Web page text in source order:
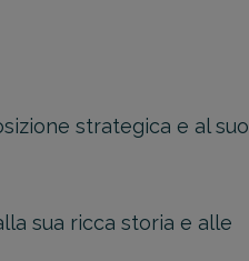
strategica e al suo
sua ricca storia e alle